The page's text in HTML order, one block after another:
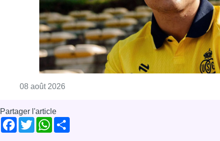
08 août 2026
Partager l'article
Facebook
TwitterWhatsApp